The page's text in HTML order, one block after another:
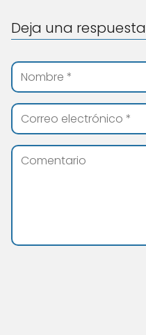
Deja una respuesta